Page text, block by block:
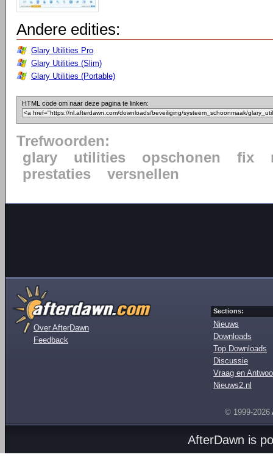
Andere edities:
Glary Utilities Pro
Glary Utilities (Slim)
Glary Utilities (Portable)
HTML code om naar deze pagina te linken:
Trefwoorden:
glary
utilities opschonen fix
prestaties
versnellen
Over AfterDawn
Feedback
Sections:
Nieuws
Downloads
Top Downloads
Discussie
Vraag en
Nieuws2.nl
© 1999-2026
AfterDawn is